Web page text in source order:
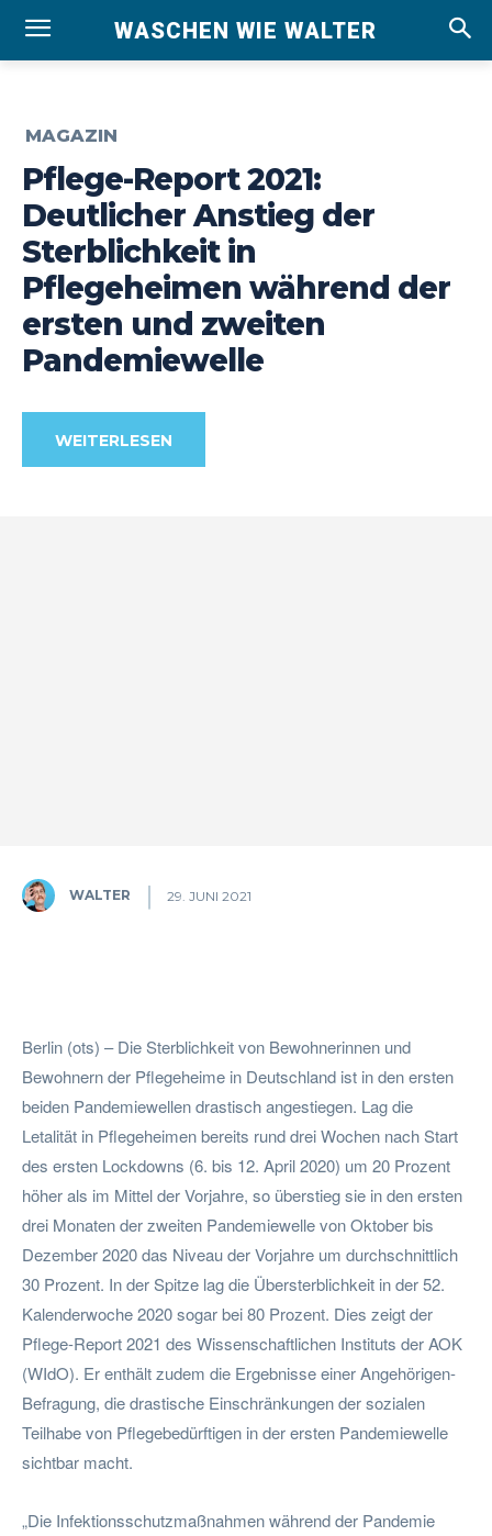
WASCHEN WIE WALTER
MAGAZIN
Pflege-Report 2021:
Deutlicher Anstieg der
Sterblichkeit in
Pflegeheimen während der
ersten und zweiten
Pandemiewelle
WEITERLESEN
WALTER 29. JUNI 2021
Berlin (ots) – Die Sterblichkeit von Bewohnerinnen und
Bewohnern der Pflegeheime in Deutschland ist in den ersten
beiden Pandemiewellen drastisch angestiegen. Lag die
Letalität in Pflegeheimen bereits rund drei Wochen nach Start
des ersten Lockdowns (6. bis 12. April 2020) um 20 Prozent
höher als im Mittel der Vorjahre, so überstieg sie in den ersten
drei Monaten der zweiten Pandemiewelle von Oktober bis
Dezember 2020 das Niveau der Vorjahre um durchschnittlich
30 Prozent. In der Spitze lag die Übersterblichkeit in der 52.
Kalenderwoche 2020 sogar bei 80 Prozent. Dies zeigt der
Pflege-Report 2021 des Wissenschaftlichen Instituts der AOK
(WIdO). Er enthält zudem die Ergebnisse einer Angehörigen-
Befragung, die drastische Einschränkungen der sozialen
Teilhabe von Pflegebedürftigen in der ersten Pandemiewelle
sichtbar macht.
„Die Infektionsschutzmaßnahmen während der Pandemie